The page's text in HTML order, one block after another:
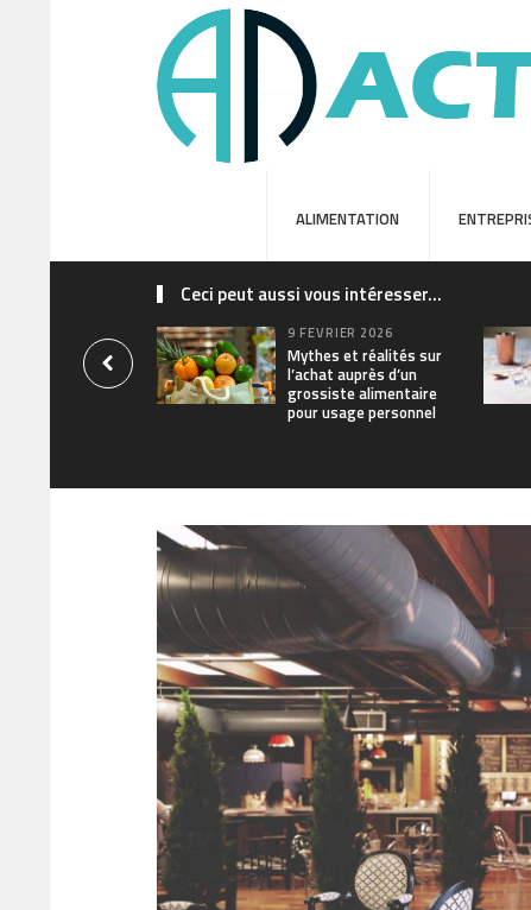
ALIMENTATION
Ceci peut aussi vous intéresser...
9 FÉVRIER 2026
Mythes et réalités sur
l’achat auprès d’un
grossiste alimentaire
pour usage personnel